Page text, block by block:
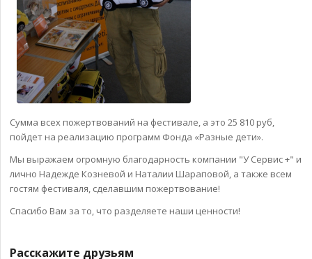
Сумма всех пожертвований на фестивале, а это 25 810 руб,
пойдет на реализацию программ Фонда «Разные дети».
Мы выражаем огромную благодарность компании "У Сервис +" и
лично Надежде Козневой и Наталии Шараповой, а также всем
гостям фестиваля, сделавшим пожертвование!
Спасибо Вам за то, что разделяете наши ценности!
Расскажите друзьям